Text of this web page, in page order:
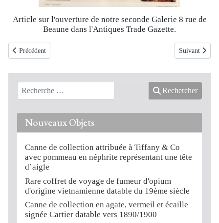
Article sur l'ouverture de notre seconde Galerie 8 rue de
Beaune dans l'Antiques Trade Gazette.
Article précédent : Article sur notre livre Astrolabes dans l'Objet d'Art
Précédent Article
Suivant
Rechercher
Nouveaux Objets
Canne de collection attribuée à Tiffany & Co
avec pommeau en néphrite représentant une tête
d’aigle
Rare coffret de voyage de fumeur d'opium
d'origine vietnamienne datable du 19ème siècle
Canne de collection en agate, vermeil et écaille
signée Cartier datable vers 1890/1900